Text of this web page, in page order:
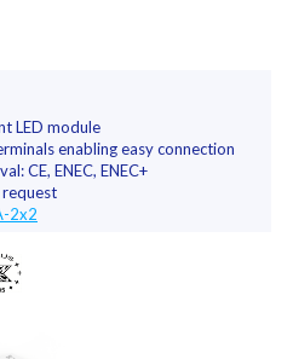
LED module
enabling easy connection
CE, ENEC, ENEC+
request
2x2